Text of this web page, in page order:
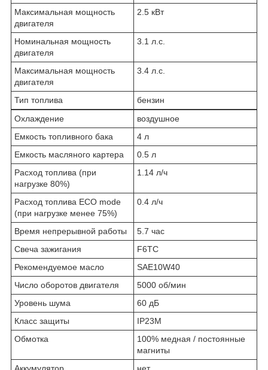
Максимальная мощность
двигателя
2.5 кВт
Номинальная мощность
двигателя
3.1 л.с.
Максимальная мощность
двигателя
3.4 л.с.
Тип топлива
бензин
Охлаждение
воздушное
Емкость топливного бака
4 л
Емкость масляного картера
0.5 л
Расход топлива (при
нагрузке 80%)
1.14 л/ч
Расход топлива ECO mode
(при нагрузке менее 75%)
0.4 л/ч
Время непрерывной работы
5.7 час
Свеча зажигания
F6TC
Рекомендуемое масло
SAE10W40
Число оборотов двигателя
5000 об/мин
Уровень шума
60 дБ
Класс защиты
IP23M
Обмотка
100% медная / постоянные
магниты